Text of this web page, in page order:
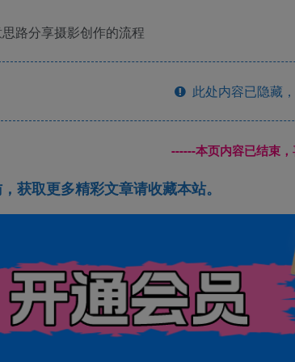
路分享摄影创作的流程
此处内容已隐藏
------本页内容已结束
获取更多精彩文章请收藏本站。